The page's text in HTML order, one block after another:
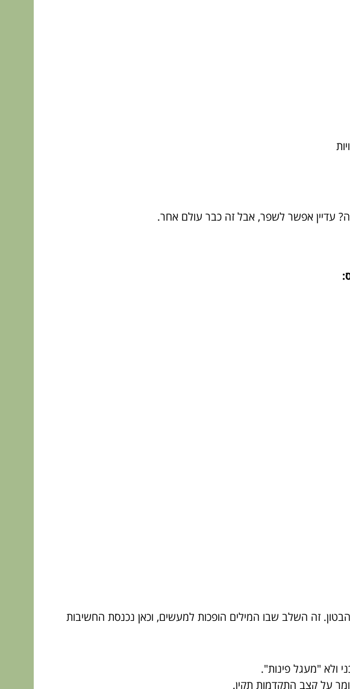
עדיין אפשר לשפר, אבל זה כבר עולם אחר.
זה השלב שבו המילים הופכות למעשים, וכאן נכנסת החשיבות
ולא "מעגל פינות".
על קצב התקדמות תקין.